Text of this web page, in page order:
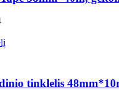
tinklelis